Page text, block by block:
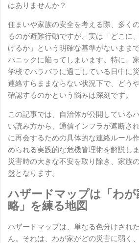
はありませんか？
住まいや家族の安全を考える際、多く
るのが避難行動ですが、実は「どこに
げるか」という明確な基準がないまま
パニックに陥ってしまいます。特に、
学校でバラバラに過ごしている日中に
連絡すらままならない状況下で、どう
確認するのかという悩みは深刻です。
この記事では、自治体が公開している
い読み方から、通信インフラが遮断さ
に再会するための具体的な連絡ルール
められる実践的な危機管理術を解説し
災害時の大きな不安を取り除き、家族
盤となります。
ハザードマップは「わが
略」を練る地図
ハザードマップは、単なる色分けされ
ん。それは、わが家がどの災害に弱く